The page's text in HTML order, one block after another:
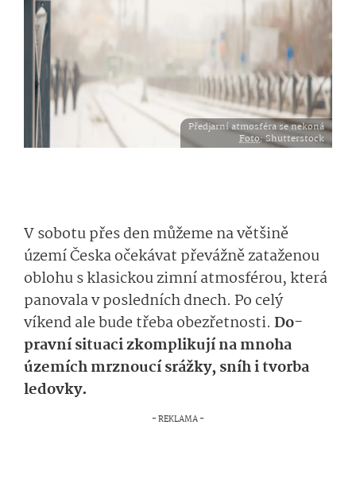
Předjarní atmosféra se nekoná
Foto: Shutterstock
V sobotu přes den můžeme na většině
území Česka očekávat převážně zataženou
oblohusklasic­kou zimní atmosférou, která
panovala v posledních dnech. Po celý
víkend ale bude třeba obezřetnosti. Do­
pravní situaci zkomplikují na mnoha
územích mrznoucí srážky, sníh i tvorba
ledovky.